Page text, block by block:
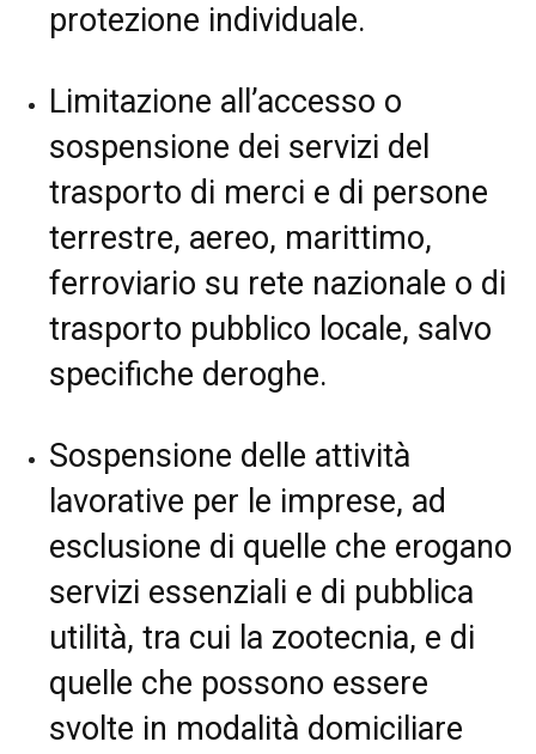
protezione individuale.
Limitazione all’accesso o
sospensione dei servizi del
trasporto di merci e di persone
terrestre, aereo, marittimo,
ferroviario su rete nazionale o di
trasporto pubblico locale, salvo
specifiche deroghe.
Sospensione delle attività
lavorative per le imprese, ad
esclusione di quelle che erogano
servizi essenziali e di pubblica
utilità, tra cui la zootecnia, e di
quelle che possono essere
svolte in modalità domiciliare